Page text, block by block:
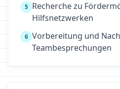
5 Recherche zu
Hilfsnetzwerken
6 Vorbereitung und
Teambesprechungen